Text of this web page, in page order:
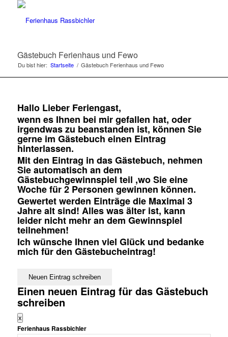
Gästebuch Ferienhaus und Fewo
Du bist hier: Startseite / Gästebuch Ferienhaus und Fewo
Hallo Lieber Feriengast,
wenn es Ihnen bei mir gefallen hat, oder
irgendwas zu beanstanden ist, können Sie
gerne im Gästebuch einen Eintrag
hinterlassen.
Mit den Eintrag in das Gästebuch, nehmen
Sie automatisch an dem
Gästebuchgewinnspiel teil ,wo Sie eine
Woche für 2 Personen gewinnen können.
Gewertet werden Einträge die Maximal 3
Jahre alt sind! Alles was älter ist, kann
leider nicht mehr an dem Gewinnspiel
teilnehmen!
Ich wünsche Ihnen viel Glück und bedanke
mich für den Gästebucheintrag!
Einen neuen Eintrag für das Gästebuch
schreiben
xDieses
Formular
ausblenden
Ferienhaus Rassbichler